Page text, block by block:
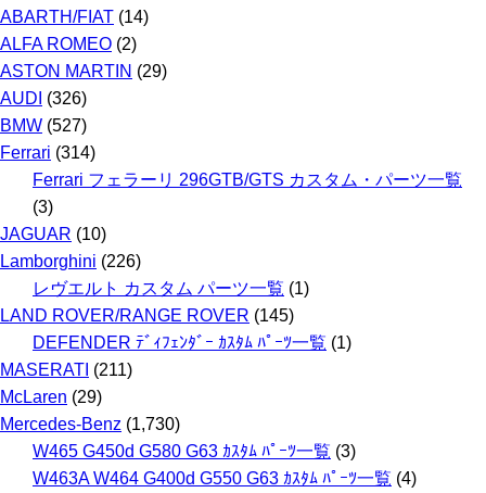
ブ
ABARTH/FIAT (14)
ALFA ROMEO (2)
ASTON MARTIN (29)
AUDI (326)
BMW (527)
Ferrari (314)
Ferrari フェラーリ 296GTB/GTS カスタム・パーツ一覧
(3)
JAGUAR (10)
Lamborghini (226)
レヴエルト カスタム パーツ一覧 (1)
LAND ROVER/RANGE ROVER (145)
DEFENDER ﾃﾞｨﾌｪﾝﾀﾞｰ ｶｽﾀﾑ ﾊﾟｰﾂ一覧 (1)
MASERATI (211)
McLaren (29)
Mercedes-Benz (1,730)
W465 G450d G580 G63 ｶｽﾀﾑ ﾊﾟｰﾂ一覧 (3)
W463A W464 G400d G550 G63 ｶｽﾀﾑ ﾊﾟｰﾂ一覧 (4)